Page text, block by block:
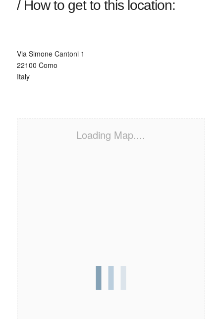
/ How to get to this location:
Via Simone Cantoni 1
22100 Como
Italy
Loading Map....